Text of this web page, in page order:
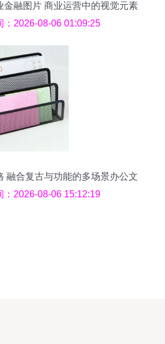
金融图片 商业运营中的视觉元素
器仪表的重要性
：2026-08-06 01:09:25
融合复古与功能的多场景办公文
具
：2026-08-06 15:12:19